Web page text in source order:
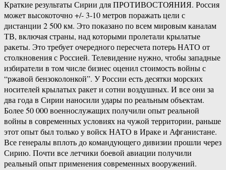
Краткие результаты Сирии для ПРОТИВОСТОЯНИЯ. Россия
может высокоточно +/- 3-10 метров поражать цели с
дистанции 2 500 км. Это показано по всем мировым каналам
ТВ, включая страны, над которыми пролетали крылатые
ракеты. Это требует очередного пересчета потерь НАТО от
столкновения с Россией. Телевидение нужно, чтобы западные
избиратели в том числе бизнес оценил стоимость войны с
“ржавой бензоколонкой”. У России есть десятки морских
носителей крылатых ракет и сотни воздушных. И все они за
два года в Сирии наносили удары по реальным объектам.
Более 50 000 военнослужащих получили опыт реальной
войны в современных условиях на чужой территории, раньше
этот опыт был только у войск НАТО в Ираке и Афганистане.
Все генералы вплоть до командующего дивизии прошли через
Сирию. Почти все летчики боевой авиации получили
реальный опыт применения современных вооружений.